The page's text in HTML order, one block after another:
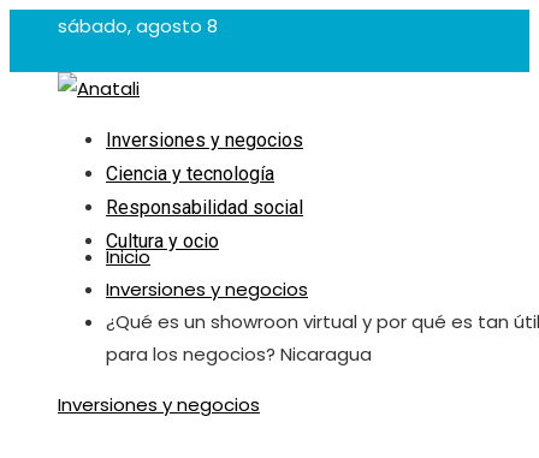
sábado, agosto 8
Inversiones y negocios
Ciencia y tecnología
Responsabilidad social
Cultura y ocio
Inicio
Inversiones y negocios
¿Qué es un showroon virtual y por qué es tan útil
para los negocios? Nicaragua
Inversiones y negocios